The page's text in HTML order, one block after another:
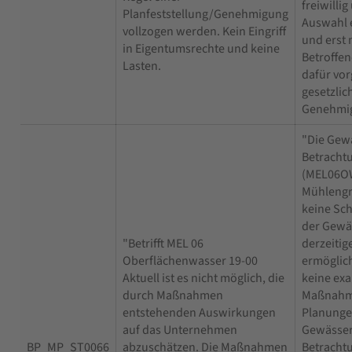
Planfeststellung/Genehmigung
vollzogen werden. Kein Eingriff
in Eigentumsrechte und keine
Lasten.
freiwillig
Auswahl
und erst
dafür
BP_MP_ST0066
"Betrifft MEL 06
Oberflächenwasser 19-00
Aktuell ist es nicht möglich, die
durch Maßnahmen
entstehenden Auswirkungen
auf das Unternehmen
abzuschätzen. Die Maßnahmen
"Die
keine
der
keine